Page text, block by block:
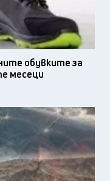
обувките за
месеци